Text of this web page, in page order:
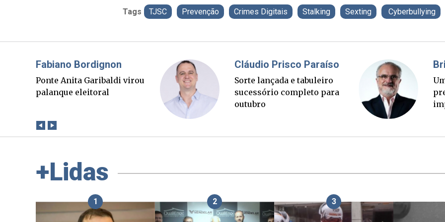
Tags TJSC Prevenção Crimes Digitais Stalking Sexting Cyberbullying
Misael Elias
O Boato corre mais rápido
que a verdade. Mas quem
Fabiano Bordignon
Ponte Anita Garibaldi virou
palanque eleitoral
+Lidas
1 2 3